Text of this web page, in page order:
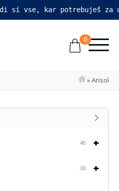
si vse, kar potrebuješ
0
»Arisol
+
40
+
30